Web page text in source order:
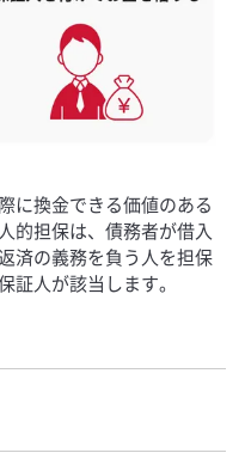
に換金できる価値のある
的担保は、債務者が借入
済の義務を負う人を担保
証人が該当します。